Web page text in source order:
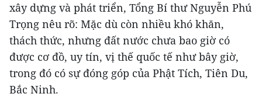
xây dựng và phát triển, Tổng Bí thư Nguyễn Phú
Trọng nêu rõ: Mặc dù còn nhiều khó khăn,
thách thức, nhưng đất nước chưa bao giờ có
được cơ đồ, uy tín, vị thế quốc tế như bây giờ,
trong đó có sự đóng góp của Phật Tích, Tiên Du,
Bắc Ninh.